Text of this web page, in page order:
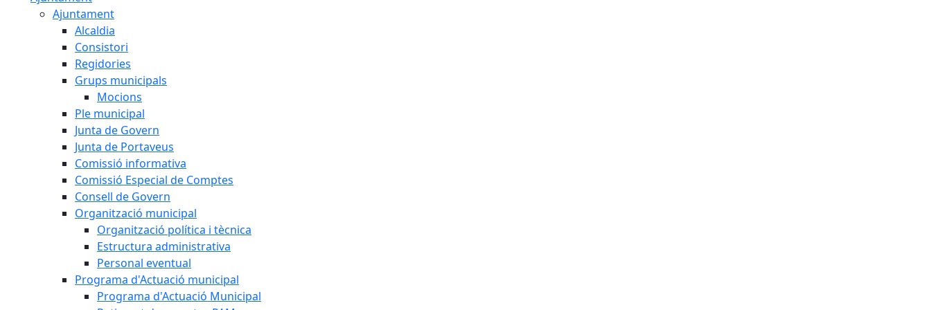
Ajuntament
Alcaldia
Consistori
Regidories
Grups municipals
Mocions
Ple municipal
Junta de Govern
Junta de Portaveus
Comissió informativa
Comissió Especial de Comptes
Consell de Govern
Organització municipal
Organització política i tècnica
Estructura administrativa
Personal eventual
Programa d'Actuació municipal
Programa d'Actuació Municipal